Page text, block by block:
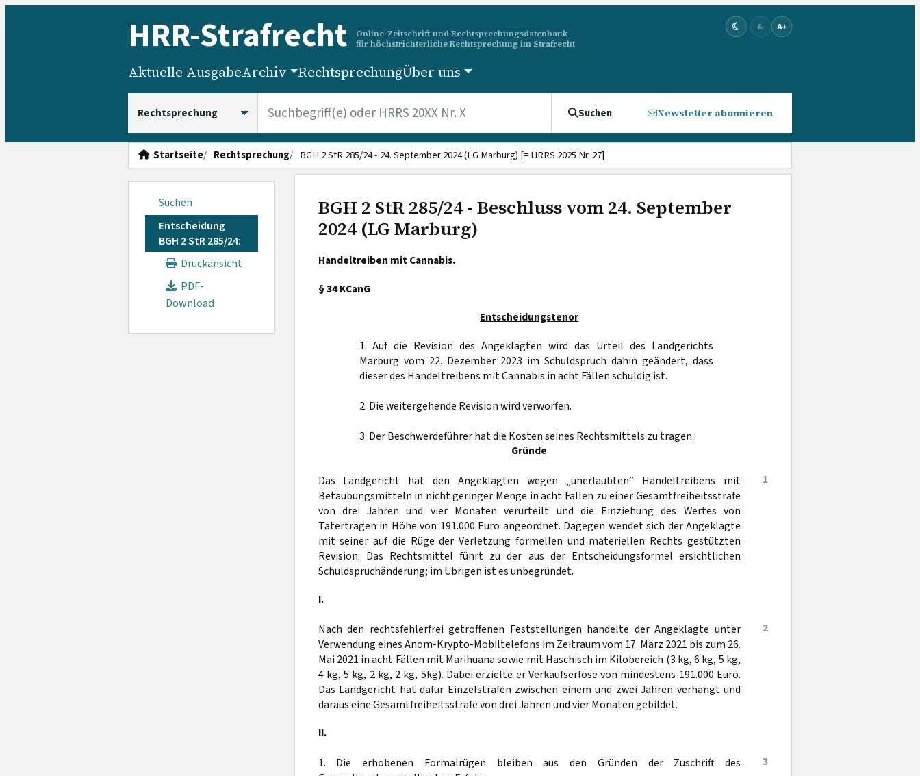
HRR-Strafrecht
Online-Zeitschrift und Rechtsprechungsdatenbank
für höchstrichterliche Rechtsprechung im Strafrecht
A- A+
Aktuelle AusgabeArchiv RechtsprechungÜber uns
Suchen Newsletter abonnieren
Startseite Rechtsprechung BGH 2 StR 285/24 - 24. September 2024 (LG Marburg) [= HRRS 2025 Nr. 27]
Suchen
Entscheidung
BGH 2 StR 285/24:
Druckansicht
PDF-
Download
BGH 2 StR 285/24 - Beschluss vom 24. September
2024 (LG Marburg)
Handeltreiben mit Cannabis.
§ 34 KCanG
Entscheidungstenor
1. Auf die Revision des Angeklagten wird das Urteil des Landgerichts
Marburg vom 22. Dezember 2023 im Schuldspruch dahin geändert, dass
dieser des Handeltreibens mit Cannabis in acht Fällen schuldig ist.
2. Die weitergehende Revision wird verworfen.
3. Der Beschwerdeführer hat die Kosten seines Rechtsmittels zu tragen.
Gründe
1
Das Landgericht hat den Angeklagten wegen „unerlaubten“ Handeltreibens mit
Betäubungsmitteln in nicht geringer Menge in acht Fällen zu einer Gesamtfreiheitsstrafe
von drei Jahren und vier Monaten verurteilt und die Einziehung des Wertes von
Taterträgen in Höhe von 191.000 Euro angeordnet. Dagegen wendet sich der Angeklagte
mit seiner auf die Rüge der Verletzung formellen und materiellen Rechts gestützten
Revision. Das Rechtsmittel führt zu der aus der Entscheidungsformel ersichtlichen
Schuldspruchänderung; im Übrigen ist es unbegründet.
I.
2
Nach den rechtsfehlerfrei getroffenen Feststellungen handelte der Angeklagte unter
Verwendung eines Anom-Krypto-Mobiltelefons im Zeitraum vom 17. März 2021 bis zum 26.
Mai 2021 in acht Fällen mit Marihuana sowie mit Haschisch im Kilobereich (3 kg, 6 kg, 5 kg,
4 kg, 5 kg, 2 kg, 2 kg, 5kg). Dabei erzielte er Verkaufserlöse von mindestens 191.000 Euro.
Das Landgericht hat dafür Einzelstrafen zwischen einem und zwei Jahren verhängt und
daraus eine Gesamtfreiheitsstrafe von drei Jahren und vier Monaten gebildet.
II.
3
1. Die erhobenen Formalrügen bleiben aus den Gründen der Zuschrift des